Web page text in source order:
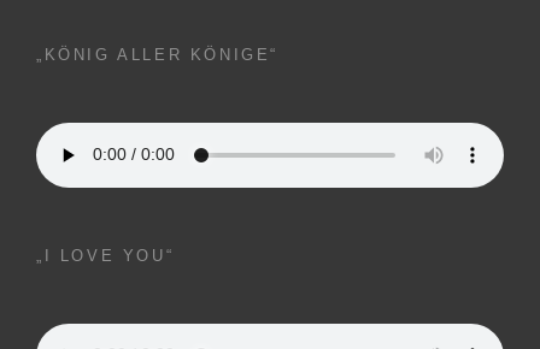
„KÖNIG ALLER KÖNIGE“
„I LOVE YOU“